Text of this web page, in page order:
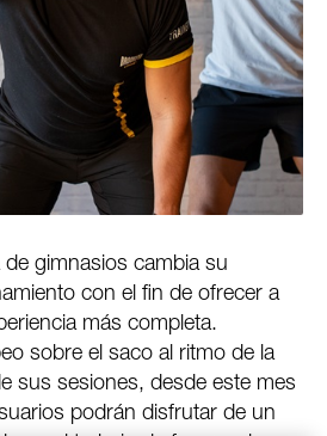
gimnasios cambia su
con el fin de ofrecer a
más completa.
sobre el saco al ritmo de la
sus sesiones, desde este mes
podrán disfrutar de un